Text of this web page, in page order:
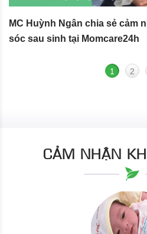
MC Huỳnh Ngân chia sẻ cảm
sóc sau sinh tại Momcare24h
1 2
CẢM NHẬN